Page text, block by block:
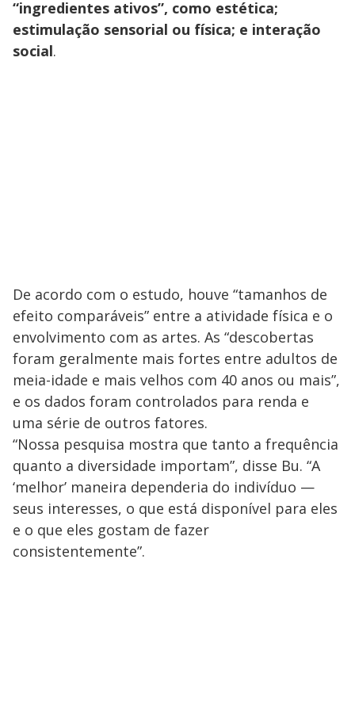
“ingredientes ativos”, como estética;
estimulação sensorial ou física; e interação
social.
De acordo com o estudo, houve “tamanhos de
efeito comparáveis” entre a atividade física e o
envolvimento com as artes. As “descobertas
foram geralmente mais fortes entre adultos de
meia-idade e mais velhos com 40 anos ou mais”,
e os dados foram controlados para renda e
uma série de outros fatores.
“Nossa pesquisa mostra que tanto a frequência
quanto a diversidade importam”, disse Bu. “A
‘melhor’ maneira dependeria do indivíduo —
seus interesses, o que está disponível para eles
e o que eles gostam de fazer
consistentemente”.